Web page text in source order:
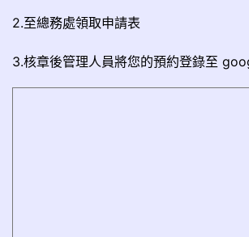
2.至總務處領取申請表
3.核章後管理人員將您的預約登錄至